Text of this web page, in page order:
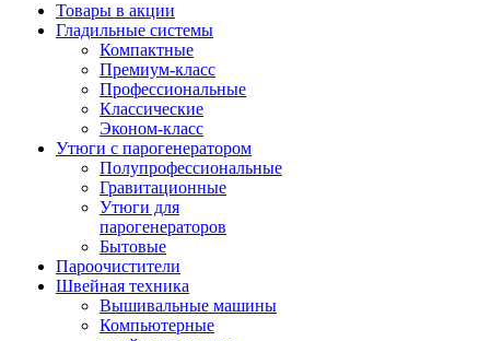
Товары в акции
Гладильные системы
Компактные
Премиум-класс
Профессиональные
Классические
Эконом-класс
Утюги с парогенератором
Полупрофессиональные
Гравитационные
Утюги для
парогенераторов
Бытовые
Пароочистители
Швейная техника
Вышивальные машины
Компьютерные